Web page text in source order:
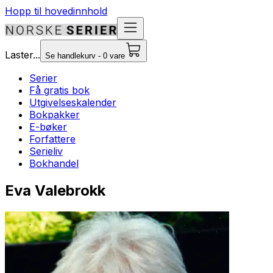
Hopp til hovedinnhold
Laster... Se handlekurv - 0 vare
Serier
Få gratis bok
Utgivelseskalender
Bokpakker
E-bøker
Forfattere
Serieliv
Bokhandel
Eva Valebrokk